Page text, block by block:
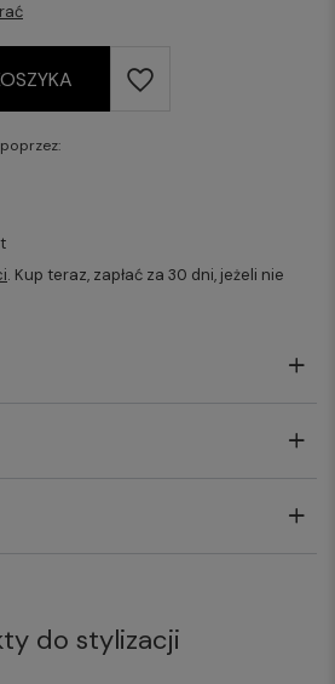
. Kup teraz, zapłać za 30 dni, jeżeli nie
do stylizacji